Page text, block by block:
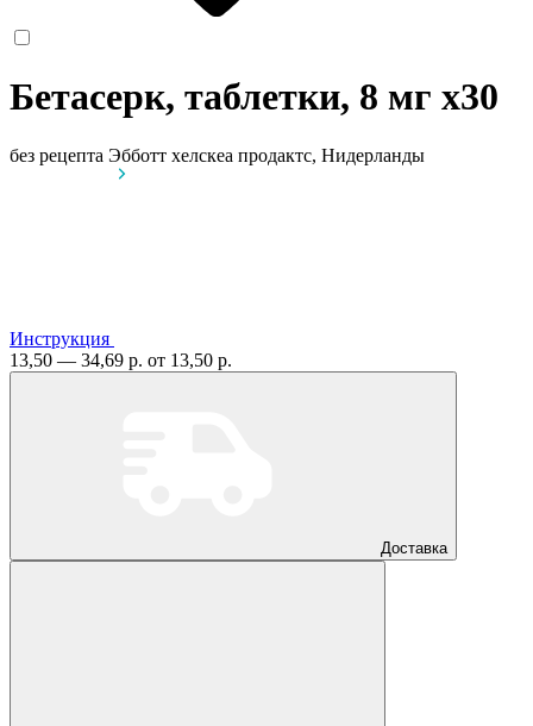
Бетасерк, таблетки, 8 мг x30
без рецепта Эбботт хелскеа продактс, Нидерланды
Инструкция
13,50 — 34,69 р. от 13,50 р.
Доставка